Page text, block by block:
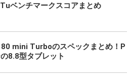
ベンチマークスコアまとめ
mini Turboのスペックまとめ！P
8.8型タブレット